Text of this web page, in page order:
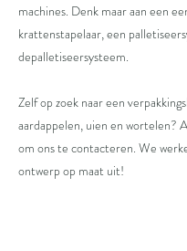
machines. Denk maar aan een
krattenstapelaar, een
depalletiseersysteem.
Zelf op zoek naar een
aardappelen, uien en wortelen?
om ons te contacteren. We
ontwerp op maat uit!